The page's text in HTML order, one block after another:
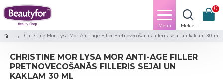
0
Christine Mor Lysa Mor Anti-age Filler Pretnovecošanās filleris sejai un kaklam 30 ml
CHRISTINE MOR LYSA MOR ANTI-AGE FILLER
PRETNOVECOŠANĀS FILLERIS SEJAI UN
KAKLAM 30 ML